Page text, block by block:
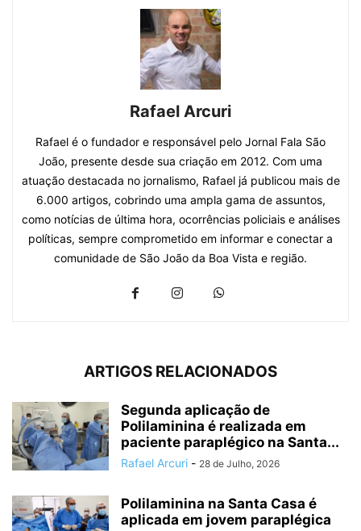
Rafael Arcuri
Rafael é o fundador e responsável pelo Jornal Fala São
João, presente desde sua criação em 2012. Com uma
atuação destacada no jornalismo, Rafael já publicou mais de
6.000 artigos, cobrindo uma ampla gama de assuntos,
como notícias de última hora, ocorrências policiais e análises
políticas, sempre comprometido em informar e conectar a
comunidade de São João da Boa Vista e região.
ARTIGOS RELACIONADOS
Segunda aplicação de
Polilaminina é realizada em
paciente paraplégico na Santa...
Rafael Arcuri - 28 de Julho, 2026
Polilaminina na Santa Casa é
aplicada em jovem paraplégica